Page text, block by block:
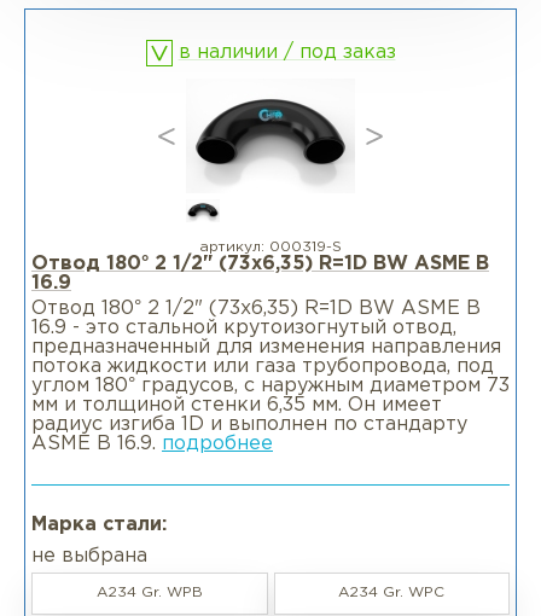
Фланцы раструбные SW
Фланцы свободные LJ
Фланцы воротниковые удлиненные
в наличии / под заказ
артикул: 000319-S
Отвод 180° 2 1/2" (73х6,35) R=1D BW ASME B
16.9
Отвод 180° 2 1/2" (73х6,35) R=1D BW ASME B
16.9 - это стальной крутоизогнутый отвод,
предназначенный для изменения направления
потока жидкости или газа трубопровода, под
углом 180° градусов, с наружным диаметром 73
мм и толщиной стенки 6,35 мм. Он имеет
радиус изгиба 1D и выполнен по стандарту
ASME B 16.9. подробнее
Марка стали:
не выбрана
A234 Gr. WPB A234 Gr. WPC